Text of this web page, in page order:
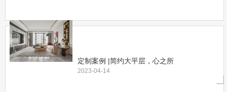
定制案例 |简约大平层，心之所
2023-04-14